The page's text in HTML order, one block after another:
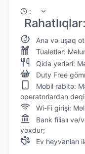
:
Rahatlıqlar:
Ana və uşaq
Tualetlər:
Qida yerləri:
Duty Free
Mobil rabitə:
operatorlardan
Wi-Fi girişi:
Bank filialı və/
yoxdur;
Ev heyvanları